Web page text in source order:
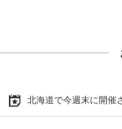
北海道で今週末に開催